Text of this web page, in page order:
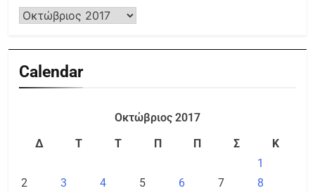
Calendar
Οκτώβριος 2017
Δ
Τ Τ Π Π Σ
Κ
1
2
3 4 5 6 7
8